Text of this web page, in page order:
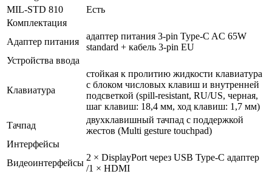
MIL-STD 810
Есть
Комплектация
Адаптер питания
адаптер питания 3-pin Type-C AC 65W
standard + кабель 3-pin EU
Устройства ввода
Клавиатура
cтойкая к пролитию жидкости клавиатура
с блоком числовых клавиш и внутренней
подсветкой (spill-resistant, RU/US, черная,
шаг клавиш: 18,4 мм, ход клавиш: 1,7 мм)
Тачпад
двухклавишный тачпад с поддержкой
жестов (Multi gesture touchpad)
Интерфейсы
Видеоинтерфейсы
2 × DisplayPort через USB Type-C адаптер
/1 × HDMI